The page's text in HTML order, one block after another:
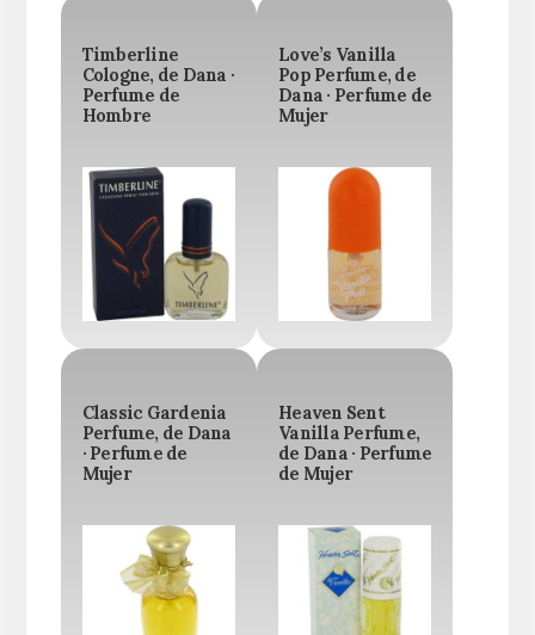
Timberline
Cologne, de Dana ·
Perfume de
Hombre
Love’s Vanilla
Pop Perfume, de
Dana · Perfume de
Mujer
Classic Gardenia
Perfume, de Dana
· Perfume de
Mujer
Heaven Sent
Vanilla Perfume,
de Dana · Perfume
de Mujer